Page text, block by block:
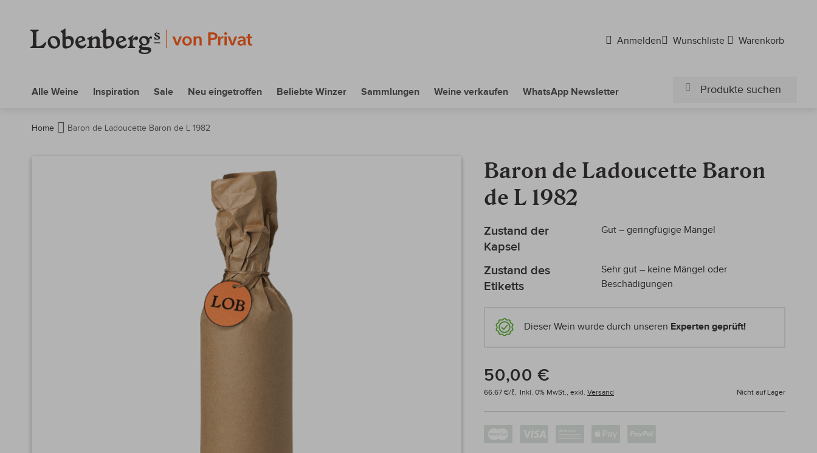
Anmelden Wunschliste Warenkorb
Alle Weine Inspiration Sale Neu eingetroffen Beliebte Winzer Sammlungen Weine verkaufen WhatsApp Newsletter
Home Baron de Ladoucette Baron de L 1982
Baron de Ladoucette Baron
de L 1982
Mehr
Zustand der
Kapsel
Gut – geringfügige Mängel
Zustand des
Etiketts
Sehr gut – keine Mängel oder
Beschädigungen
Dieser Wein wurde durch unseren Experten geprüft!
50,00 €
Inkl. 0% MwSt., exkl. Versand Nicht auf Lager
66.67 €/ℓ,